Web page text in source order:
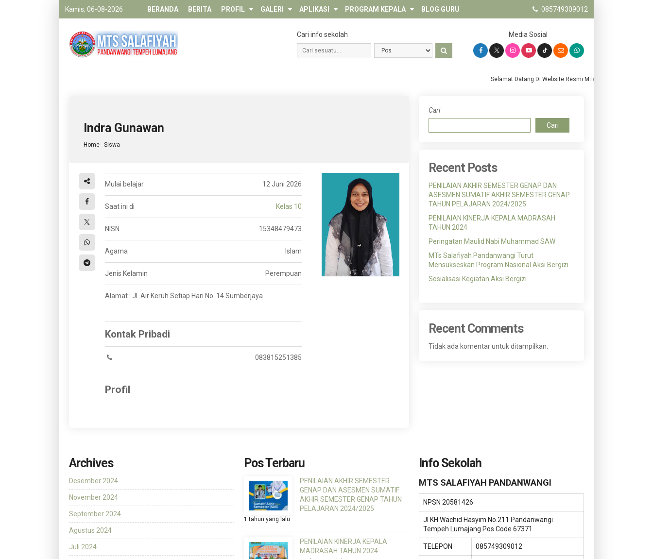
Kamis, 06-08-2026 BERANDA BERITA PROFIL GALERI APLIKASI PROGRAM KEPALA BLOG GURU 085749309012
Cari info sekolah Media Sosial
Selamat Datang Di Website Resmi MTs. Salafiyah
Indra Gunawan
Home - Siswa
Mulai belajar 12 Juni 2026
Saat ini di Kelas 10
NISN 15348479473
Agama Islam
Jenis Kelamin Perempuan
Alamat : Jl. Air Keruh Setiap Hari No. 14 Sumberjaya
Kontak Pribadi
083815251385
Profil
Cari
Cari
Recent Posts
PENILAIAN AKHIR SEMESTER GENAP DAN
ASESMEN SUMATIF AKHIR SEMESTER GENAP
TAHUN PELAJARAN 2024/2025
PENILAIAN KINERJA KEPALA MADRASAH
TAHUN 2024
Peringatan Maulid Nabi Muhammad SAW
MTs Salafiyah Pandanwangi Turut
Mensukseskan Program Nasional Aksi Bergizi
Sosialisasi Kegiatan Aksi Bergizi
Recent Comments
Tidak ada komentar untuk ditampilkan.
Archives
Desember 2024
November 2024
September 2024
Agustus 2024
Juli 2024
Pos Terbaru
PENILAIAN AKHIR SEMESTER
GENAP DAN ASESMEN SUMATIF
AKHIR SEMESTER GENAP TAHUN
PELAJARAN 2024/2025
1 tahun yang lalu
PENILAIAN KINERJA KEPALA
MADRASAH TAHUN 2024
Info Sekolah
MTS SALAFIYAH PANDANWANGI
NPSN 20581426
Jl KH Wachid Hasyim No.211 Pandanwangi
Tempeh Lumajang Pos Code 67371
TELEPON 085749309012